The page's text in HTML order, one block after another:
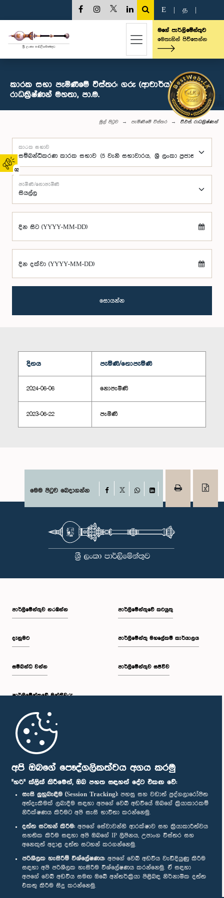
අපි ඔබගේ පෞද්ගලිකත්වය අගය කරමු
"හරි" ක්ලික් කිරීමෙන්, ඔබ පහත සඳහන් දේට එකඟ වේ:
සැසි ලුහුබැඳීම (Session Tracking): පහසු සහ වඩාත් පුද්ගලාරෝපිත
අත්දැකීමක් ලබාදීම සඳහා අපගේ වෙබ් අඩවියේ ඔබගේ ක්‍රියාකාරකම්
නිරීක්ෂණය කිරීමට අපි සැසි භාවිතා කරන්නෙමු.
දත්ත සටහන් කිරීම: අපගේ සේවාවන්හි ආරක්ෂාව සහ ක්‍රියාකාරීත්වය
සහතික කිරීම සඳහා අපි ඔබගේ IP ලිපිනය, උපාංග විස්තර සහ
අනෙකුත් අදාළ දත්ත සටහන් කරගන්නෙමු.
පරිශීලක හැසිරීම් විශ්ලේෂණය: අපගේ වෙබ් අඩවිය වැඩිදියුණු කිරීම
සඳහා අපි පරිශීලක හැසිරීම විශ්ලේෂණය කරන්නෙමු. ඒ සඳහා
අපගේ වෙබ් අඩවිය සමඟ ඔබේ අන්තර්ක්‍රියා පිළිබඳ නිර්නාමික දත්ත
එකතු කිරීම සිදු කරන්නෙමු.
02
E த
මගේ පාර්ලිමේන්තුව
මෙතැනින් පිවිසෙන්න
කාරක සභා පැමිණීමේ විස්තර: ගරු (ආචාර්ය) වී.එස්.
රාධක්‍රිෂ්ණන් මහතා, පා.ම.
මුල් පිටුව පැමිණීමේ විස්තර වී.එස්. රාධක්‍රිෂ්ණන්
කාරක සභාව
පැමිණි/නොපැමිණි
දින සිට (YYYY-MM-DD)
දින දක්වා (YYYY-MM-DD)
සොයන්න
දිනය පැමිණි/නොපැමිණි
2024-06-06 නොපැමිණි
2023-06-22 පැමිණි
මෙම පිටුව බෙදාගන්න Facebook
WhatsAppLinkedIn
පාර්ලි‌මේන්තුව නරඹන්න
දැනුමට
සම්බන්ධ වන්න
පාර්ලි‌මේන්තුවේ මන්ත්‍රීවරු
මුල් පිටුව
පාර්ලිමේන්තුවේ කටයුතු
පාර්ලිමේන්තු මහලේකම් කාර්යාලය
පාර්ලිමේන්තුව සජීවීව
පාර්ලිමේන්තු ජංගම යෙදුම
අප හා සම්බන්ධ වී සිටින්න :
සම්මාන
පෞද්ගලිකත්ව ප්‍රතිපත්තිය